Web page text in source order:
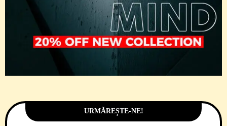
URMĂREȘTE-NE!